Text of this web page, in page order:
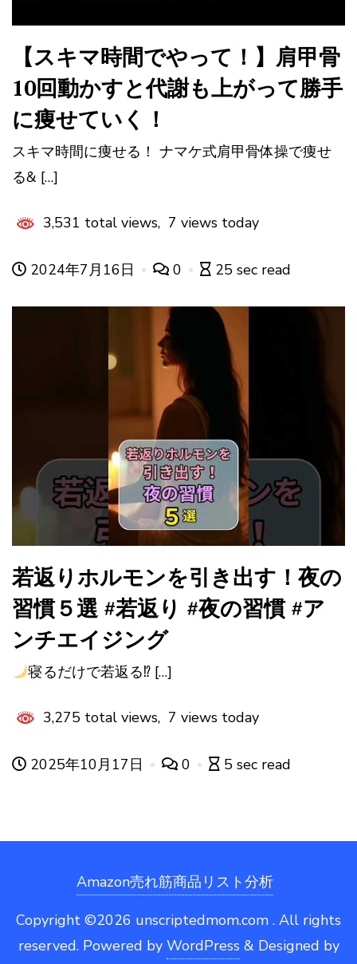
【スキマ時間でやって！】肩甲骨
10回動かすと代謝も上がって勝手
に痩せていく！
スキマ時間に痩せる！ ナマケ式肩甲骨体操で痩せ
る& […]
3,531 total views, 7 views today
2024年7月16日 0 25 sec read
若返りホルモンを引き出す！夜の
習慣５選 #若返り #夜の習慣 #ア
ンチエイジング
寝るだけで若返る⁉ […]
3,275 total views, 7 views today
2025年10月17日 0 5 sec read
Amazon売れ筋商品リスト分析
Copyright ©2026 unscriptedmom.com . All rights
reserved. Powered by WordPress & Designed by